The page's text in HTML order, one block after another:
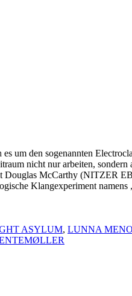
um den sogenannten
nicht nur arbeiten, sondern
Douglas McCarthy (NITZER
Klangexperiment namens
ASYLUM, LUNNA